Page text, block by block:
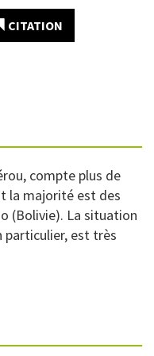
CITATION
compte plus de
la majorité est des
(Bolivie). La situation
particulier, est très